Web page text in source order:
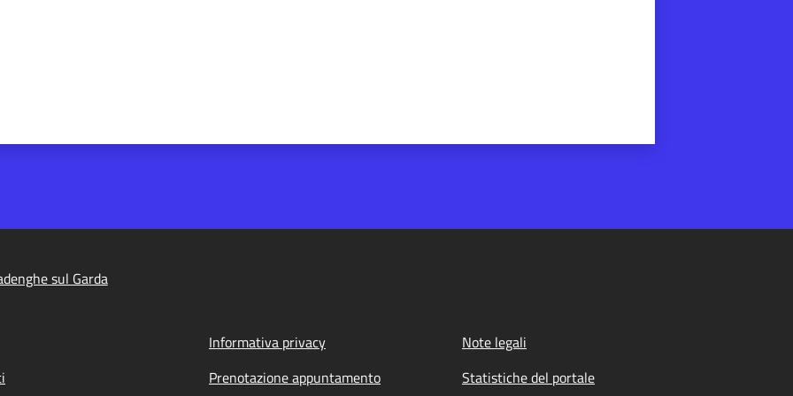
sul Garda
Informativa privacy
Note legali
Prenotazione appuntamento Statistiche del portale